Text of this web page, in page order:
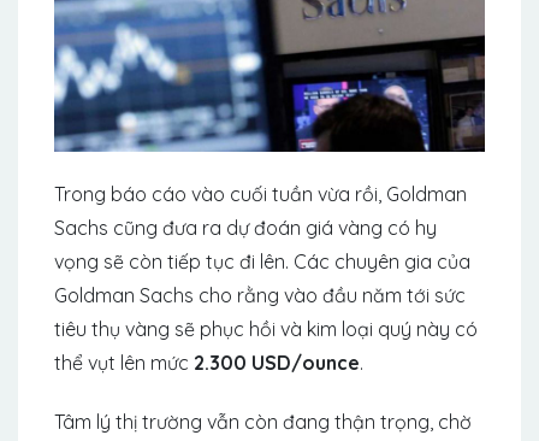
Trong báo cáo vào cuối tuần vừa rồi, Goldman
Sachs cũng đưa ra dự đoán giá vàng có hy
vọng sẽ còn tiếp tục đi lên. Các chuyên gia của
Goldman Sachs cho rằng vào đầu năm tới sức
tiêu thụ vàng sẽ phục hồi và kim loại quý này có
thể vụt lên mức 2.300 USD/ounce.
Tâm lý thị trường vẫn còn đang thận trọng, chờ